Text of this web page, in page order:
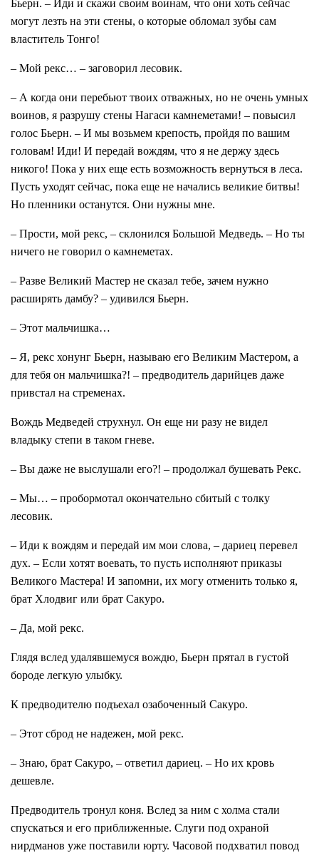
Бьерн. – Иди и скажи своим воинам, что они хоть сейчас
могут лезть на эти стены, о которые обломал зубы сам
властитель Тонго!
– Мой рекс… – заговорил лесовик.
– А когда они перебьют твоих отважных, но не очень умных
воинов, я разрушу стены Нагаси камнеметами! – повысил
голос Бьерн. – И мы возьмем крепость, пройдя по вашим
головам! Иди! И передай вождям, что я не держу здесь
никого! Пока у них еще есть возможность вернуться в леса.
Пусть уходят сейчас, пока еще не начались великие битвы!
Но пленники останутся. Они нужны мне.
– Прости, мой рекс, – склонился Большой Медведь. – Но ты
ничего не говорил о камнеметах.
– Разве Великий Мастер не сказал тебе, зачем нужно
расширять дамбу? – удивился Бьерн.
– Этот мальчишка…
– Я, рекс хонунг Бьерн, называю его Великим Мастером, а
для тебя он мальчишка?! – предводитель дарийцев даже
привстал на стременах.
Вождь Медведей струхнул. Он еще ни разу не видел
владыку степи в таком гневе.
– Вы даже не выслушали его?! – продолжал бушевать Рекс.
– Мы… – пробормотал окончательно сбитый с толку
лесовик.
– Иди к вождям и передай им мои слова, – дариец перевел
дух. – Если хотят воевать, то пусть исполняют приказы
Великого Мастера! И запомни, их могу отменить только я,
брат Хлодвиг или брат Сакуро.
– Да, мой рекс.
Глядя вслед удалявшемуся вождю, Бьерн прятал в густой
бороде легкую улыбку.
К предводителю подъехал озабоченный Сакуро.
– Этот сброд не надежен, мой рекс.
– Знаю, брат Сакуро, – ответил дариец. – Но их кровь
дешевле.
Предводитель тронул коня. Вслед за ним с холма стали
спускаться и его приближенные. Слуги под охраной
нирдманов уже поставили юрту. Часовой подхватил повод